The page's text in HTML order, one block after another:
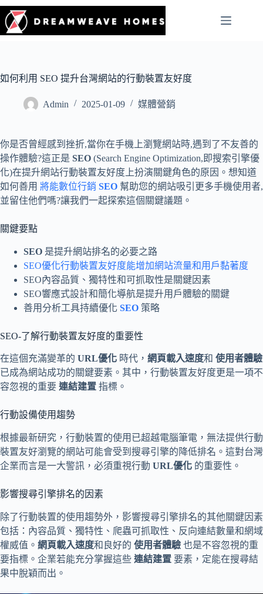
如何利用 SEO 提升台灣網站的行動裝置友好度
Admin 2025-01-09 媒體營銷
你是否曾經感到挫折,當你在手機上瀏覽網站時,遇到了不友善的
操作體驗?這正是 SEO (Search Engine Optimization,即搜索引擎優
化)在提升網站行動裝置友好度上扮演關鍵角色的原因。想知道
如何善用 將能數位行銷 SEO 幫助您的網站吸引更多手機使用者,
並留住他們嗎?讓我們一起探索這個關鍵議題。
關鍵要點
SEO 是提升網站排名的必要之路
SEO優化行動裝置友好度能增加網站流量和用戶黏著度
SEO內容品質、獨特性和可抓取性是關鍵因素
SEO響應式設計和簡化導航是提升用戶體驗的關鍵
善用分析工具持續優化 SEO 策略
SEO-了解行動裝置友好度的重要性
在這個充滿變革的 URL優化 時代， 網頁載入速度和 使用者體驗
已成為網站成功的關鍵要素。其中，行動裝置友好度更是一項不
容忽視的重要 連結建置 指標。
行動設備使用趨勢
根據最新研究，行動裝置的使用已超越電腦筆電，無法提供行動
裝置友好瀏覽的網站可能會受到搜尋引擎的降低排名。這對台灣
企業而言是一大警訊，必須重視行動 URL優化 的重要性。
影響搜尋引擎排名的因素
除了行動裝置的使用趨勢外，影響搜尋引擎排名的其他關鍵因素
包括：內容品質、獨特性、爬蟲可抓取性、反向連結數量和網域
權威值。 網頁載入速度和良好的 使用者體驗 也是不容忽視的重
要指標。企業若能充分掌握這些 連結建置 要素，定能在搜尋結
果中脫穎而出。